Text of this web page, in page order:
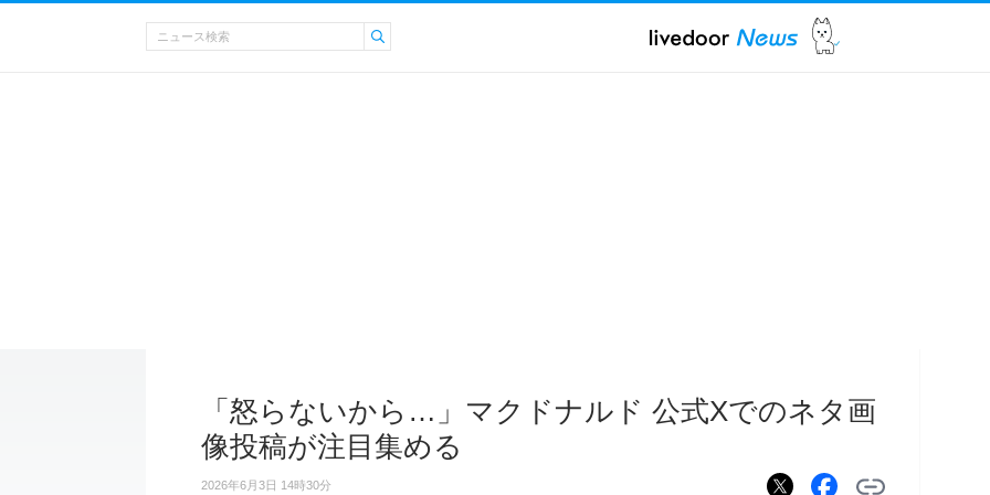
「怒らないから…」マクドナルド 公式Xでのネタ画
像投稿が注目集める
2026年6月3日 14時30分